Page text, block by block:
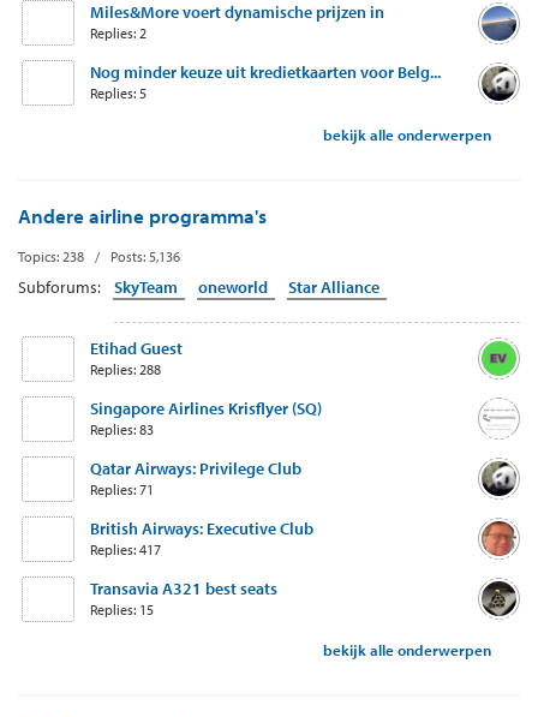
Miles&More voert dynamische prijzen in
Replies: 2
Nog minder keuze uit kredietkaarten voor Belg...
Replies: 5
bekijk alle onderwerpen
Andere airline programma's
Topics: 238 / Posts: 5,136
Subforums: SkyTeam oneworld Star Alliance
Etihad Guest
Replies: 288
Singapore Airlines Krisflyer (SQ)
Replies: 83
Qatar Airways: Privilege Club
Replies: 71
British Airways: Executive Club
Replies: 417
Transavia A321 best seats
Replies: 15
bekijk alle onderwerpen